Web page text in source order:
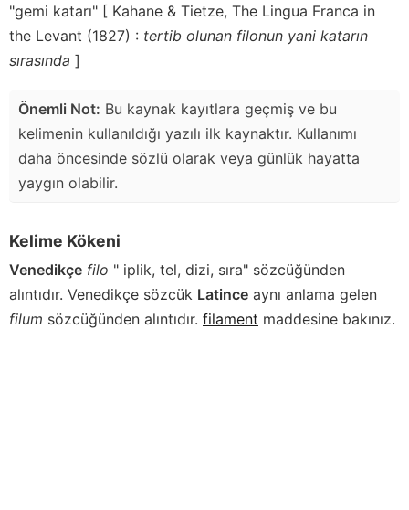
"gemi katarı" [ Kahane & Tietze, The Lingua Franca in
the Levant (1827) : tertib olunan filonun yani katarın
sırasında ]
Önemli Not: Bu kaynak kayıtlara geçmiş ve bu
kelimenin kullanıldığı yazılı ilk kaynaktır. Kullanımı
daha öncesinde sözlü olarak veya günlük hayatta
yaygın olabilir.
Kelime Kökeni
Venedikçe filo " iplik, tel, dizi, sıra" sözcüğünden
alıntıdır. Venedikçe sözcük Latince aynı anlama gelen
filum sözcüğünden alıntıdır. filament maddesine bakınız.